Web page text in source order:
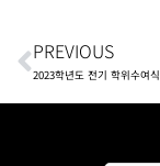
Prev
PREVIOUS
2023학년도 전기 학위수여식